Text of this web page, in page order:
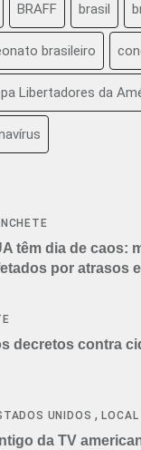
BRAFF brasil
brasileiro
Libertadores da
têm dia de caos:
por atrasos
decretos contra
UNIDOS ,LOCAL
da TV